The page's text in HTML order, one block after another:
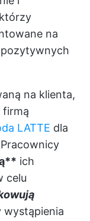
na
na klienta,
firmą
LATTE dla
ich
celu
wystąpienia